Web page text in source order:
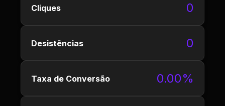
Cliques 0
Desistências 0
Taxa de Conversão 0.00%